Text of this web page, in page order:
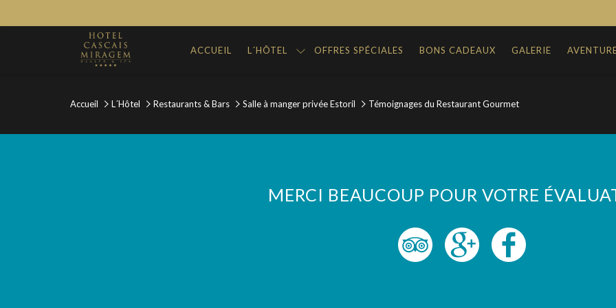
ACCUEIL L´HÔTEL OFFRES SPÉCIALES BONS CADEAUX GALERIE
Accueil L´Hôtel Restaurants & Bars Salle à manger privée Estoril Témoignages du Restaurant Gourmet
MERCI BEAUCOUP POUR VOTRE